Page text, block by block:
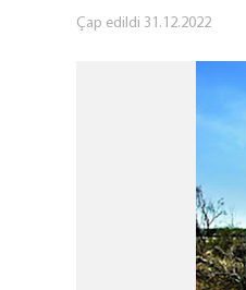
Çap edildi 31.12.2022